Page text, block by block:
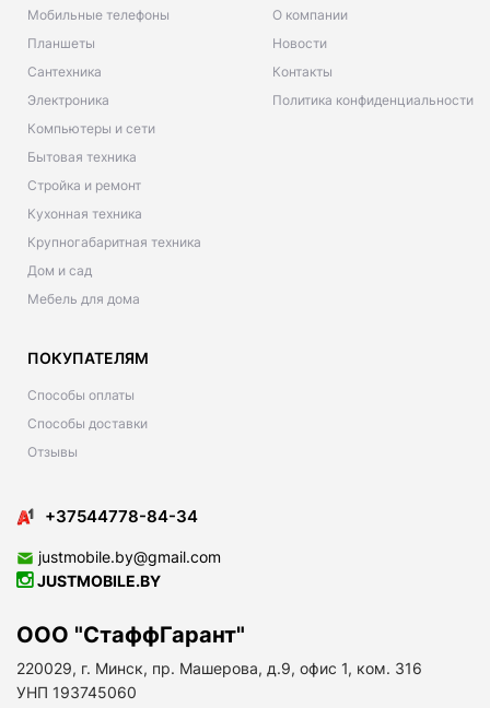
Мобильные телефоны
Планшеты
Сантехника
Электроника
Компьютеры и сети
Бытовая техника
Стройка и ремонт
Кухонная техника
Крупногабаритная техника
Дом и сад
Мебель для дома
О компании
Новости
Контакты
Политика конфиденциальности
ПОКУПАТЕЛЯМ
Способы оплаты
Способы доставки
Отзывы
+37544778-84-34
justmobile.by@gmail.com
JUSTMOBILE.BY
ООО "СтаффГарант"
220029, г. Минск, пр. Машерова, д.9, офис 1, ком. 316
УНП 193745060